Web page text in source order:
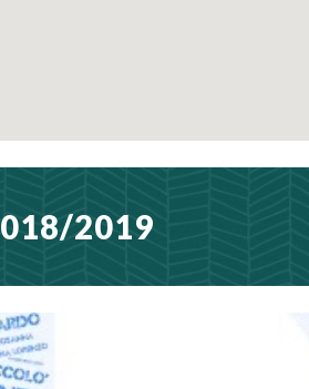
2019